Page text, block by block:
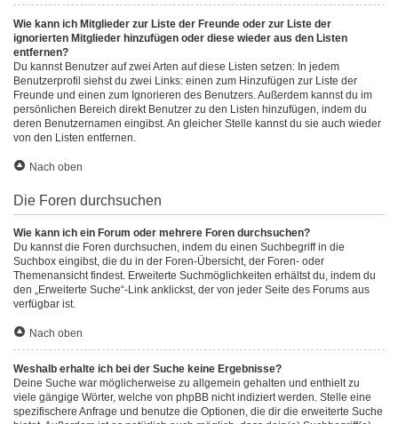
Wie kann ich Mitglieder zur Liste der Freunde oder zur Liste der
ignorierten Mitglieder hinzufügen oder diese wieder aus den Listen
entfernen?
Du kannst Benutzer auf zwei Arten auf diese Listen setzen: In jedem
Benutzerprofil siehst du zwei Links: einen zum Hinzufügen zur Liste der
Freunde und einen zum Ignorieren des Benutzers. Außerdem kannst du im
persönlichen Bereich direkt Benutzer zu den Listen hinzufügen, indem du
deren Benutzernamen eingibst. An gleicher Stelle kannst du sie auch wieder
von den Listen entfernen.
Nach oben
Die Foren durchsuchen
Wie kann ich ein Forum oder mehrere Foren durchsuchen?
Du kannst die Foren durchsuchen, indem du einen Suchbegriff in die
Suchbox eingibst, die du in der Foren-Übersicht, der Foren- oder
Themenansicht findest. Erweiterte Suchmöglichkeiten erhältst du, indem du
den „Erweiterte Suche“-Link anklickst, der von jeder Seite des Forums aus
verfügbar ist.
Nach oben
Weshalb erhalte ich bei der Suche keine Ergebnisse?
Deine Suche war möglicherweise zu allgemein gehalten und enthielt zu
viele gängige Wörter, welche von phpBB nicht indiziert werden. Stelle eine
spezifischere Anfrage und benutze die Optionen, die dir die erweiterte Suche